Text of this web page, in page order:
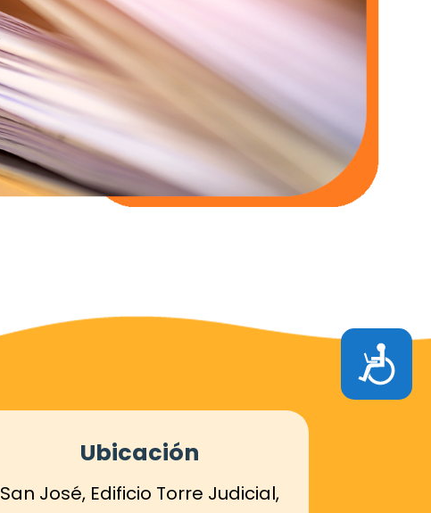
Accesibilidad
Ubicación
San José, Edificio Torre Judicial,